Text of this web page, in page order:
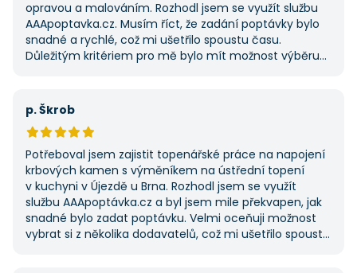
opravou a malováním. Rozhodl jsem se využít službu
AAApoptavka.cz. Musím říct, že zadání poptávky bylo
snadné a rychlé, což mi ušetřilo spoustu času.
Důležitým kritériem pro mě bylo mít možnost výběru
první, ale se službou jsem byl spokojený, protože mi
umožnila najít rychlé řešení. Vše proběhlo v pořádku
a příště jejich službu využiji znovu.
p. Škrob
Potřeboval jsem zajistit topenářské práce na napojení
krbových kamen s výměníkem na ústřední topení
v kuchyni v Újezdě u Brna. Rozhodl jsem se využít
službu AAApoptávka.cz a byl jsem mile překvapen, jak
snadné bylo zadat poptávku. Velmi oceňuji možnost
vybrat si z několika dodavatelů, což mi ušetřilo spoustu